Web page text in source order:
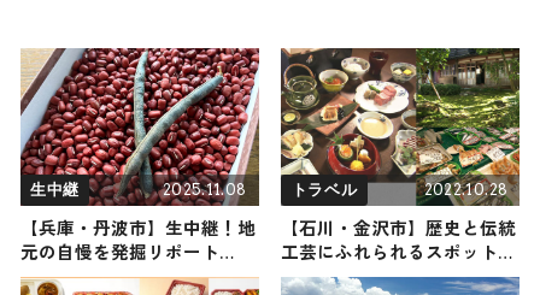
生中継 2025.11.08
【兵庫・丹波市】生中継！地
元の自慢を発掘リポート
2025年11月8日放送
トラベル 2022.10.28
【石川・金沢市】歴史と伝統
工芸にふれられるスポット6
選｜金沢から加賀までご紹介